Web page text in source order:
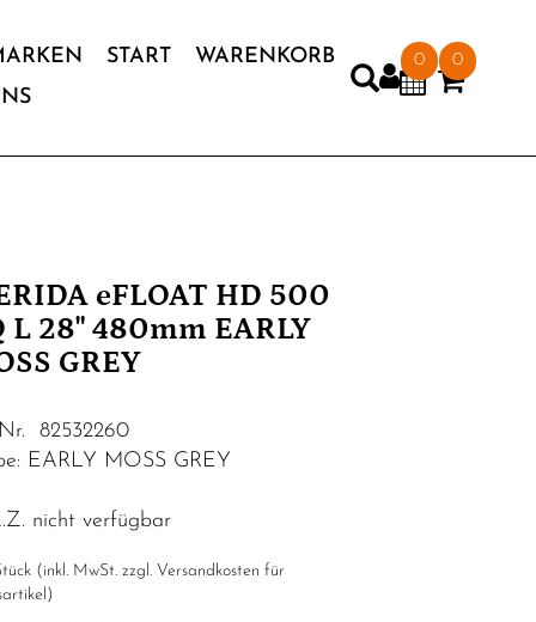
START
WARENKORB
0 0
eFLOAT HD 500
L 28" 480mm EARLY
GREY
82532260
EARLY MOSS GREY
nicht verfügbar
(inkl. MwSt. zzgl. Versandkosten für
)